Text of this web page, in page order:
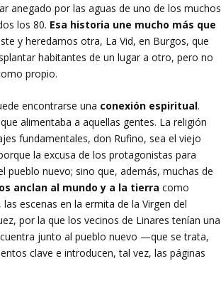
anegado por las aguas de uno de los muchos
los 80. Esa historia une mucho más que
y heredamos otra, La Vid, en Burgos, que
habitantes de un lugar a otro, pero no
propio.
encontrarse una conexión espiritual.
que alimentaba a aquellas gentes. La religión
fundamentales, don Rufino, sea el viejo
la excusa de los protagonistas para
pueblo nuevo; sino que, además, muchas de
anclan al mundo y a la tierracomo
escenas en la ermita de la Virgen del
por la que los vecinos de Linares tenían una
junto al pueblo nuevo —que se trata,
clave e introducen, tal vez, las páginas